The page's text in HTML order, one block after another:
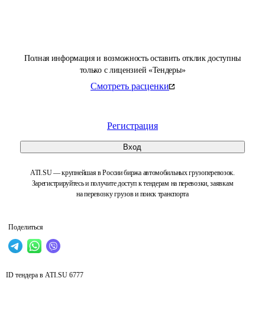
Полная информация и возможность оставить отклик доступны
только с лицензией «Тендеры»
Смотреть расценки
Регистрация
Вход
ATI.SU — крупнейшая в России биржа автомобильных грузоперевозок.
Зарегистрируйтесь и получите доступ к тендерам на перевозки, заявкам
на перевозку грузов и поиск транспорта
Поделиться
ID тендера в ATI.SU 6777